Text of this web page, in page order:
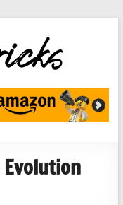
Evolution